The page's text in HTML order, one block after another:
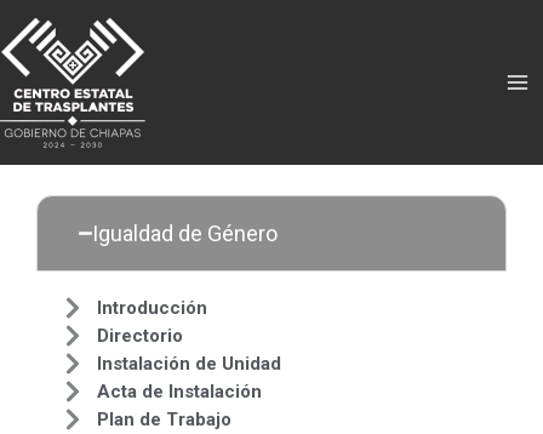
contenido
Igualdad de Género
Igualdad de Género
Introducción
Directorio
Instalación de Unidad
Acta de Instalación
Plan de Trabajo